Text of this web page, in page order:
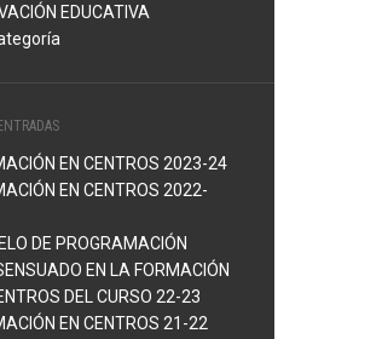
EDUCATIVA
EN CENTROS 2023-24
EN CENTROS 2022-
DE PROGRAMACIÓN
EN LA FORMACIÓN
DEL CURSO 22-23
EN CENTROS 21-22